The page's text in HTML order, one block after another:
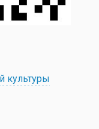
культуры